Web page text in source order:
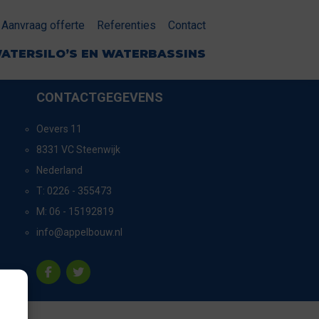
Aanvraag offerte Referenties Contact
EN WATERBASSINS
CONTACTGEGEVENS
Oevers 11
8331 VC Steenwijk
Nederland
T: 0226 - 355473
M: 06 - 15192819
info@appelbouw.nl